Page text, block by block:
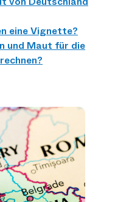
eine Vignette?
und Maut für die